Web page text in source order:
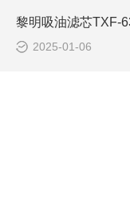
黎明吸油滤芯TXF-
2025-01-06